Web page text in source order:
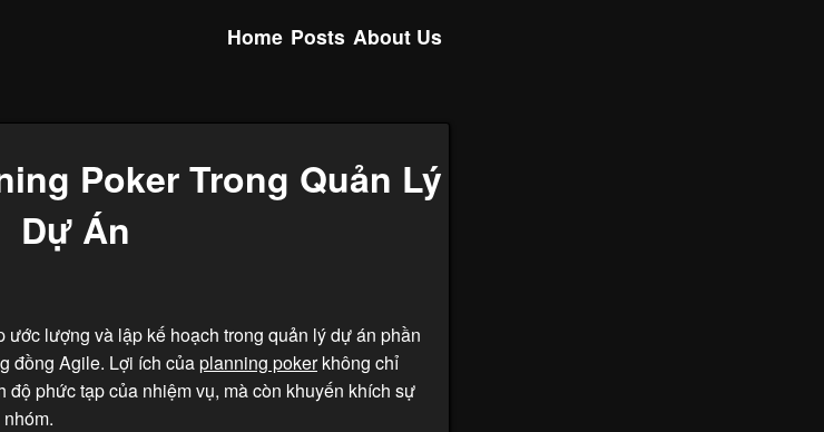
Home Posts About Us
Poker Trong Quản Lý
Dự Án
lượng và lập kế hoạch trong quản lý dự án phần
đồng Agile. Lợi ích củaplanning pokerkhông chỉ
độ phức tạp của nhiệm vụ, mà còn khuyến khích sự